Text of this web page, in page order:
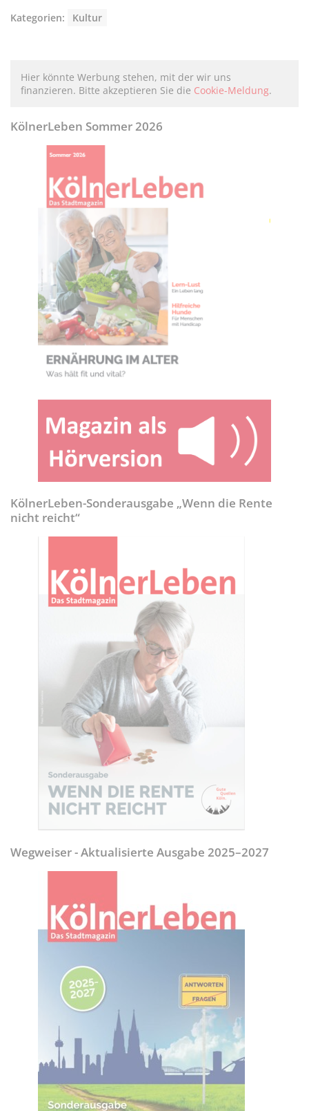
Kategorien: Kultur
Hier könnte Werbung stehen, mit der wir uns
finanzieren. Bitte akzeptieren Sie die Cookie-Meldung.
KölnerLeben Sommer 2026
KölnerLeben-Sonderausgabe „Wenn die Rente
nicht reicht“
Wegweiser - Aktualisierte Ausgabe 2025–2027